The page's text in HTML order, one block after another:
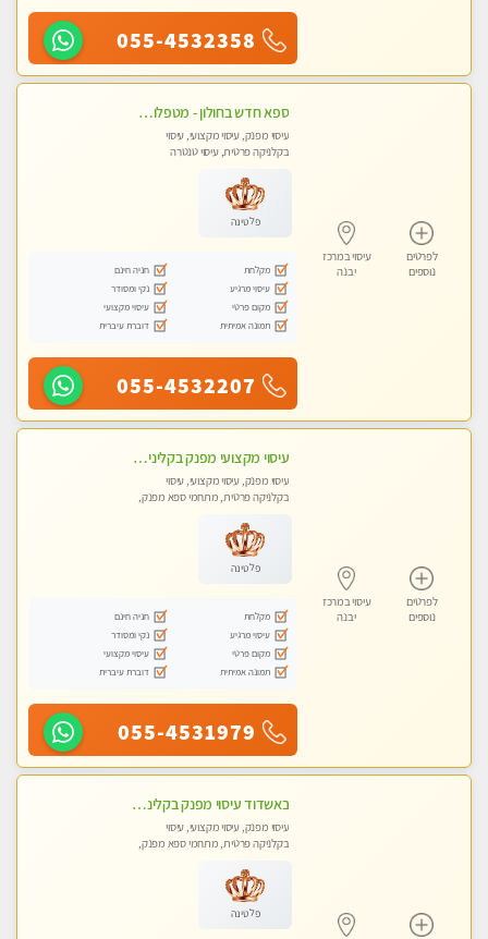
055-4532358
לפרטים
נוספים
עיסוי במרכז
יבנה
ספא חדש בחולון - מטפלות מקצועיות ברמה גבוהה מומלץ מאוד !!! . . highly recommended..new in the city -אין פרטים נוספים במקום -ללא מין !!
עיסוי מפנק, עיסוי מקצועי, עיסוי
בקלניקה פרטית, עיסוי טנטרה
פלטינה
מקלחת
חניה חינם
עיסוי מרגיע
נקי ומסודר
מקום פרטי
עיסוי מקצועי
תמונה אמיתית
דוברת עיברית
055-4532207
לפרטים
נוספים
עיסוי במרכז
יבנה
עיסוי מקצועי מפנק בקליניקה פרטית שירות vip לרציניים בלבד! מומלץ!! ללא מין
עיסוי מפנק, עיסוי מקצועי, עיסוי
בקלניקה פרטית, מתחמי ספא מפנק,
פלטינה
מקלחת
חניה חינם
עיסוי מרגיע
נקי ומסודר
מקום פרטי
עיסוי מקצועי
תמונה אמיתית
דוברת עיברית
055-4531979
באשדוד עיסוי מפנק בקליניקה פרטית שירות vip לרציניים בלבד! מומלץ!!
עיסוי מפנק, עיסוי מקצועי, עיסוי
בקלניקה פרטית, מתחמי ספא מפנק,
פלטינה